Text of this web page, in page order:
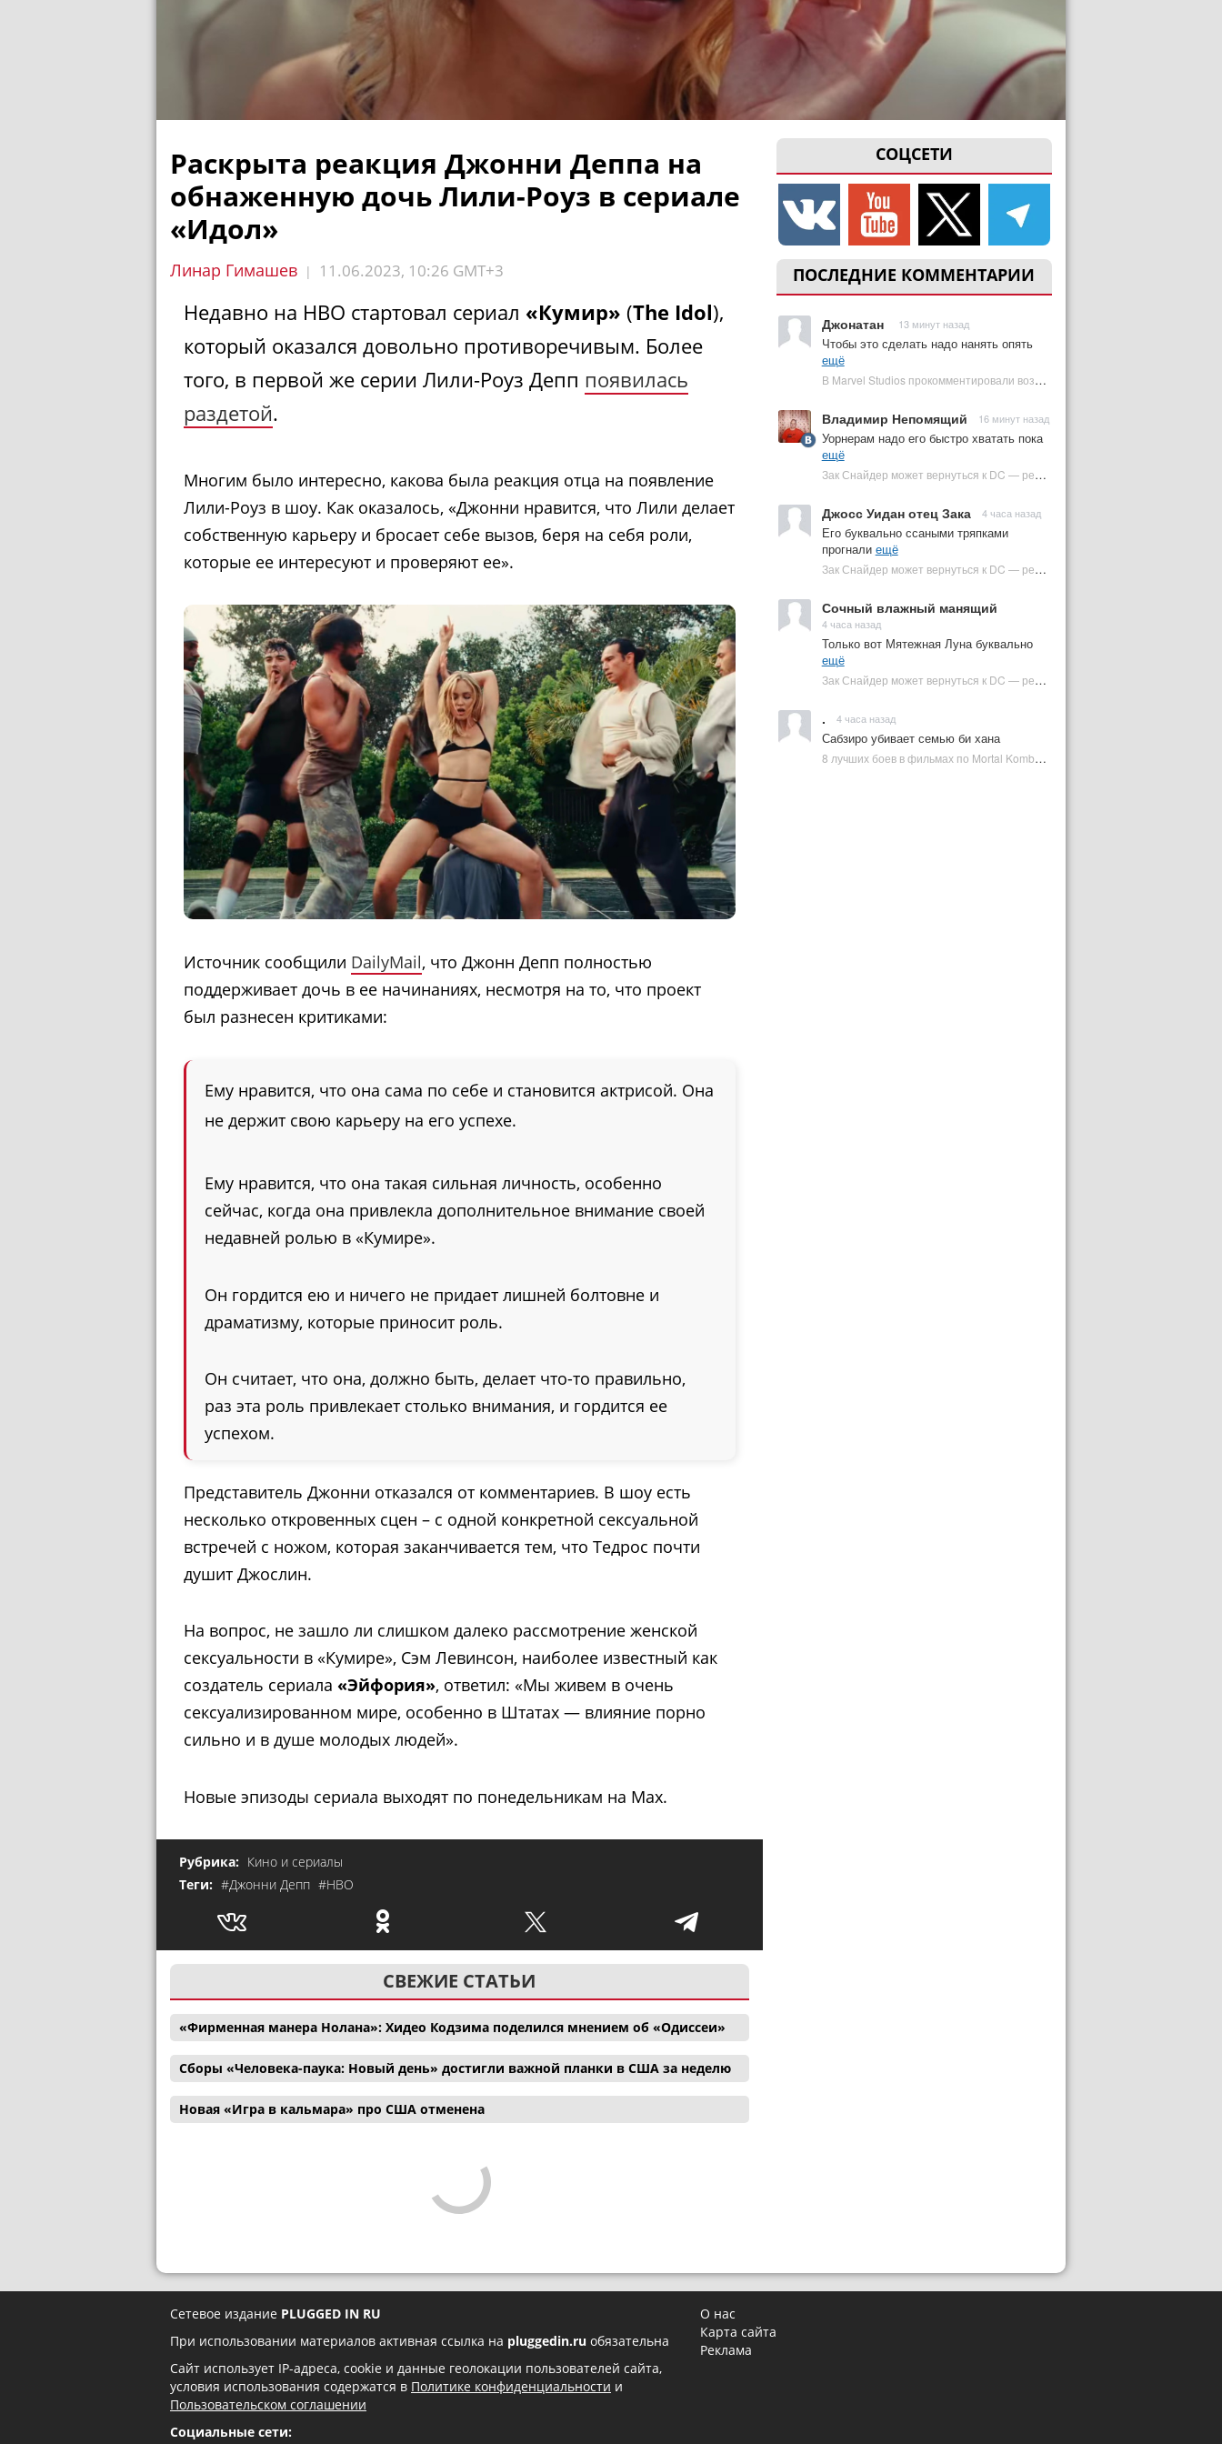
СОЦСЕТИ
ПОСЛЕДНИЕ КОММЕНТАРИИ
Джонатан 13 минут назад
Чтобы это сделать надо нанять опять
ещё
В Marvel Studios прокомментировали возвращение Канга на экраны | Plugged In Ru
Владимир Непомящий 16 минут назад
Уорнерам надо его быстро хватать пока
ещё
Зак Снайдер может вернуться к DC — режиссер общался с Warner Bros. (фото) | Plugged In Ru
Джосс Уидан отец Зака 4 часа назад
Его буквально ссаными тряпками
прогнали ещё
Зак Снайдер может вернуться к DC — режиссер общался с Warner Bros. (фото) | Plugged In Ru
Сочный влажный манящий
4 часа назад
Только вот Мятежная Луна буквально
ещё
Зак Снайдер может вернуться к DC — режиссер общался с Warner Bros. (фото) | Plugged In Ru
. 4 часа назад
Сабзиро убивает семью би хана
8 лучших боев в фильмах по Mortal Kombat: от «Смертельной битвы» до «Мортал Комбат 2» | Plugged In Ru
Раскрыта реакция Джонни Деппа на
обнаженную дочь Лили-Роуз в сериале
«Идол»
Линар Гимашев | 11.06.2023, 10:26 GMT+3
Недавно на HBO стартовал сериал «Кумир» (The Idol),
который оказался довольно противоречивым. Более
того, в первой же серии Лили-Роуз Депп появилась
раздетой.
Многим было интересно, какова была реакция отца на появление
Лили-Роуз в шоу. Как оказалось, «Джонни нравится, что Лили делает
собственную карьеру и бросает себе вызов, беря на себя роли,
которые ее интересуют и проверяют ее».
Источник сообщили DailyMail, что Джонн Депп полностью
поддерживает дочь в ее начинаниях, несмотря на то, что проект
был разнесен критиками:
Ему нравится, что она сама по себе и становится актрисой. Она
не держит свою карьеру на его успехе.
Ему нравится, что она такая сильная личность, особенно
сейчас, когда она привлекла дополнительное внимание своей
недавней ролью в «Кумире».
Он гордится ею и ничего не придает лишней болтовне и
драматизму, которые приносит роль.
Он считает, что она, должно быть, делает что-то правильно,
раз эта роль привлекает столько внимания, и гордится ее
успехом.
Представитель Джонни отказался от комментариев. В шоу есть
несколько откровенных сцен – с одной конкретной сексуальной
встречей с ножом, которая заканчивается тем, что Тедрос почти
душит Джослин.
На вопрос, не зашло ли слишком далеко рассмотрение женской
сексуальности в «Кумире», Сэм Левинсон, наиболее известный как
создатель сериала «Эйфория», ответил: «Мы живем в очень
сексуализированном мире, особенно в Штатах — влияние порно
сильно и в душе молодых людей».
Новые эпизоды сериала выходят по понедельникам на Max.
Рубрика: Кино и сериалы
Теги: #Джонни Депп #HBO
СВЕЖИЕ СТАТЬИ
«Фирменная манера Нолана»: Хидео Кодзима поделился мнением об «Одиссеи»
Сборы «Человека-паука: Новый день» достигли важной планки в США за неделю
Новая «Игра в кальмара» про США отменена
Сетевое издание PLUGGED IN RU
При использовании материалов активная ссылка на pluggedin.ru обязательна
Сайт использует IP-адреса, cookie и данные геолокации пользователей сайта,
условия использования содержатся в Политике конфиденциальности и
Пользовательском соглашении
Социальные сети:
О нас
Карта сайта
Реклама